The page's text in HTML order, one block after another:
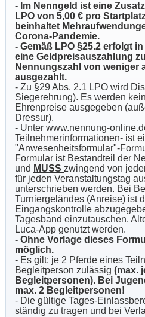
- Im Nenngeld ist eine
LPO von 5,00 € pro
beinhaltet
Corona-Pandemie.
- Gemäß LPO §25.2 erfolgt
eine Geldpreisauszahlung
Nennungszahl von weniger
ausgezahlt.
- Zu §29 Abs. 2.1 LPO wird
Siegerehrung). Es werden
Ehrenpreise ausgegeben
Dressur).
- Unter www.nennung-
Teilnehmerinformationen- ist
"Anwesenheitsformular"-
Formular ist Bestandteil der
und MUSS zwingend von
für jeden Veranstaltungstag
unterschrieben werden. Bei
Turniergeländes (Anreise) ist
Eingangskontrolle
Tagesband einzutauschen.
Luca-App genutzt werden.
- Ohne Vorlage dieses
möglich.
- Es gilt: je 2 Pferde eines
Begleitperson zulässig (max.
Begleitpersonen). Bei
max. 2 Begleitpersonen!
- Die gültige Tages-
ständig zu tragen und bei